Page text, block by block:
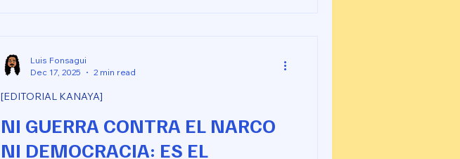
NI GUERRA CONTRA EL NARCO
NI DEMOCRACIA: ES EL
[EDITORIAL KANAYA]
Luis Fonsagui
Dec 17, 2025
2 min read